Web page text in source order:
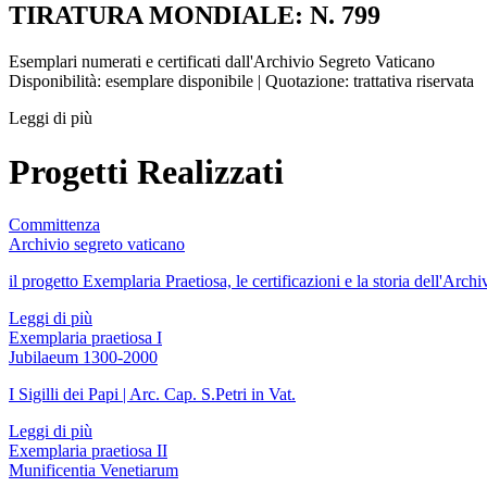
TIRATURA MONDIALE: N. 799
Esemplari numerati e certificati dall'Archivio Segreto Vaticano
Disponibilità: esemplare disponibile | Quotazione: trattativa riservata
Leggi di più
Progetti Realizzati
Committenza
Archivio segreto vaticano
il progetto Exemplaria Praetiosa, le certificazioni e la storia
Leggi di più
Exemplaria praetiosa I
Jubilaeum 1300-2000
I Sigilli dei Papi | Arc. Cap. S.Petri in Vat.
Leggi di più
Exemplaria praetiosa II
Munificentia Venetiarum